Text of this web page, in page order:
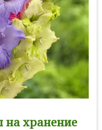
на хранение